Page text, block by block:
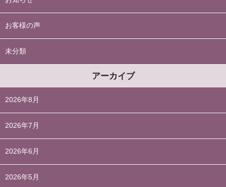
お客様の声
未分類
アーカイブ
2026年8月
2026年7月
2026年6月
2026年5月